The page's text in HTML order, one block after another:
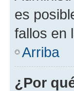
es
fallos en
Arriba
¿Por